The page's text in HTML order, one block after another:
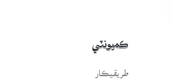
ڪميونٽي
طريقيڪار